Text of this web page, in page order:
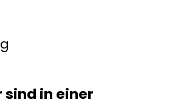
sind in einer